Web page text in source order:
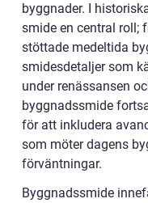
byggnader. I
smide en central roll;
stöttade medeltida
smidesdetaljer som
under renässansen
byggnadssmide
för att inkludera
som möter dagens
förväntningar.
Byggnadssmide